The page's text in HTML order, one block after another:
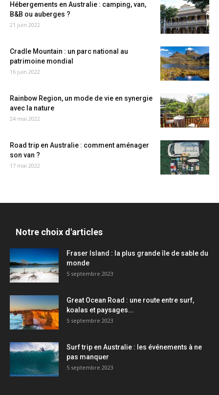
Hébergements en Australie : camping, van,
B&B ou auberges ?
21 juin 2022
Cradle Mountain : un parc national au
patrimoine mondial
16 juin 2022
Rainbow Region, un mode de vie en synergie
avec la nature
24 mai 2022
Road trip en Australie : comment aménager
son van ?
17 mai 2022
Notre choix d'articles
Fraser Island : la plus grande île de sable du
monde
5 septembre 2023
Great Ocean Road : une route entre surf,
koalas et paysages...
5 septembre 2023
Surf trip en Australie : les événements à ne
pas manquer
5 septembre 2023